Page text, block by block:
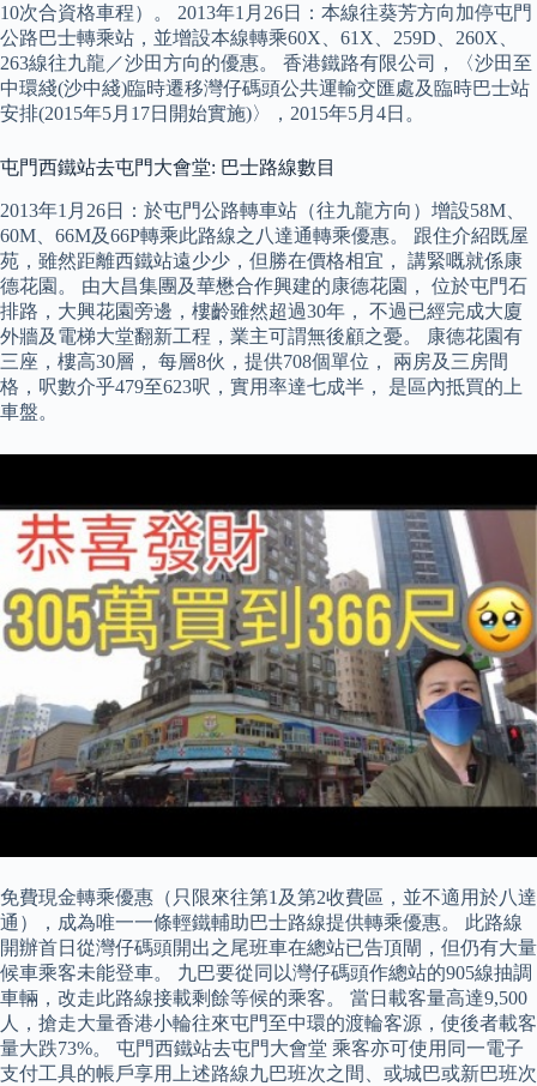
10次合資格車程）。 2013年1月26日：本線往葵芳方向加停屯門
公路巴士轉乘站，並增設本線轉乘60X、61X、259D、260X、
263線往九龍／沙田方向的優惠。 香港鐵路有限公司，〈沙田至
中環綫(沙中綫)臨時遷移灣仔碼頭公共運輸交匯處及臨時巴士站
安排(2015年5月17日開始實施)〉，2015年5月4日。
屯門西鐵站去屯門大會堂: 巴士路線數目
2013年1月26日：於屯門公路轉車站（往九龍方向）增設58M、
60M、66M及66P轉乘此路線之八達通轉乘優惠。 跟住介紹既屋
苑，雖然距離西鐵站遠少少，但勝在價格相宜， 講緊嘅就係康
德花園。 由大昌集團及華懋合作興建的康德花園， 位於屯門石
排路，大興花園旁邊，樓齡雖然超過30年， 不過已經完成大廈
外牆及電梯大堂翻新工程，業主可謂無後顧之憂。 康德花園有
三座，樓高30層， 每層8伙，提供708個單位， 兩房及三房間
格，呎數介乎479至623呎，實用率達七成半， 是區內抵買的上
車盤。
免費現金轉乘優惠（只限來往第1及第2收費區，並不適用於八達
通），成為唯一一條輕鐵輔助巴士路線提供轉乘優惠。 此路線
開辦首日從灣仔碼頭開出之尾班車在總站已告頂閘，但仍有大量
候車乘客未能登車。 九巴要從同以灣仔碼頭作總站的905線抽調
車輛，改走此路線接載剩餘等候的乘客。 當日載客量高達9,500
人，搶走大量香港小輪往來屯門至中環的渡輪客源，使後者載客
量大跌73%。 屯門西鐵站去屯門大會堂 乘客亦可使用同一電子
支付工具的帳戶享用上述路線九巴班次之間、或城巴或新巴班次